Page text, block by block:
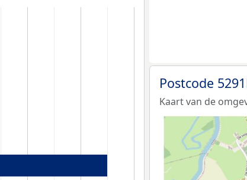
Postcode
Kaart van de